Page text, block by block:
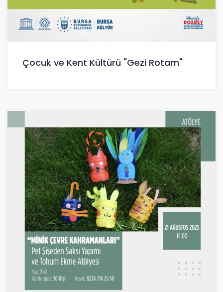
Çocuk ve Kent Kültürü "Gezi Rotam"